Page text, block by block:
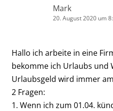
Mark
20. August 2020 um
Hallo ich arbeite in eine
bekomme ich Urlaubs und
Urlaubsgeld wird immer
2 Fragen:
1. Wenn ich zum 01.04.